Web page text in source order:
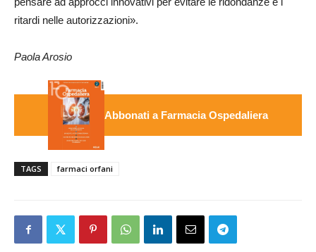
ritardi nelle autorizzazioni».
Paola Arosio
Abbonati a Farmacia Ospedaliera
TAGS farmaci orfani